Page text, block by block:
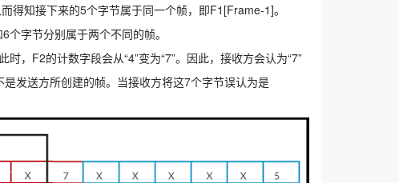
得知接下来的5个字节属于同一个帧，即F1[Frame-1]。
个字节分别属于两个不同的帧。
，F2的计数字段会从“4”变为“7”。因此，接收方会认为“7”
发送方所创建的帧。当接收方将这7个字节误认为是